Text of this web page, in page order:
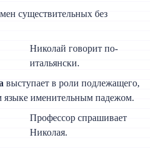
существительных без
Николай говорит по-
итальянски.
выступает в роли подлежащего,
языке именительным падежом.
Профессор спрашивает
Николая.